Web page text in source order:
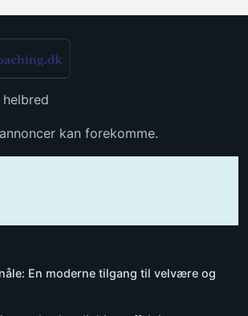
kan forekomme.
En moderne tilgang til velvære og